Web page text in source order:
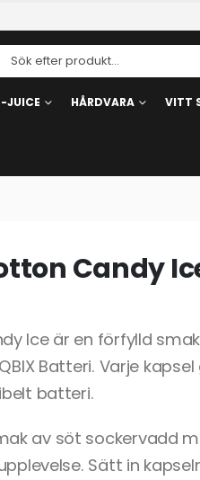
JUICE HÅRDVARA VITT
Candy
Ice är en förfylld
Batteri. Varje
batteri.
av söt sockervadd
Sätt in